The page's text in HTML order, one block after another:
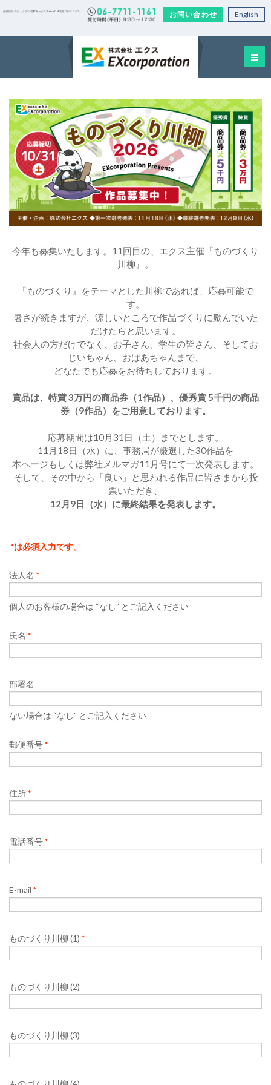
お問い合わせ English
生産管理システム・クラウド型EDIサービス｜Factory-ONE 電脳工場の「エクス」
今年も募集いたします。11回目の、エクス主催『ものづくり
川柳』。
『ものづくり』をテーマとした川柳であれば、応募可能で
す。
暑さが続きますが、涼しいところで作品づくりに励んでいた
だけたらと思います。
社会人の方だけでなく、お子さん、学生の皆さん、そしてお
じいちゃん、おばあちゃんまで、
どなたでも応募をお待ちしております。
賞品は、特賞 3万円の商品券（1作品）、優秀賞 5千円の商品
券（9作品）をご用意しております。
応募期間は10月31日（土）までとします。
11月18日（水）に、事務局が厳選した30作品を
本ページもしくは弊社メルマガ11月号にて一次発表します。
そして、その中から「良い」と思われる作品に皆さまから投
票いただき、
12月9日（水）に最終結果を発表します。
*は必須入力です。
法人名 *
個人のお客様の場合は “なし” とご記入ください
氏名 *
部署名
ない場合は “なし” とご記入ください
郵便番号*
住所*
電話番号*
E-mail *
ものづくり川柳 (1) *
ものづくり川柳 (2)
ものづくり川柳 (3)